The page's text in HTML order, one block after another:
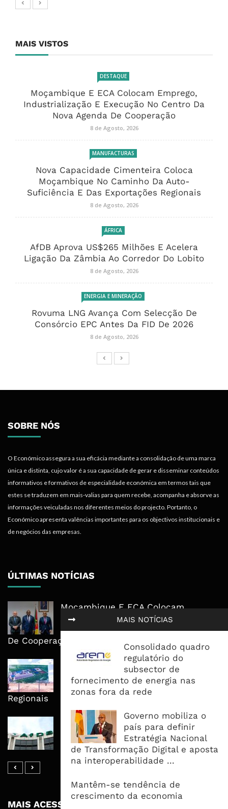
MAIS NOTÍCIAS
Consolidado quadro
regulatório do
subsector de
fornecimento de energia nas
zonas fora da rede
Governo mobiliza o
país para definir
Estratégia Nacional
de Transformação Digital e aposta
na interoperabilidade ...
Mantêm-se tendência de
crescimento da economia
MAIS VISTOS
DESTAQUE
Moçambique E ECA Colocam Emprego,
Industrialização E Execução No Centro Da
Nova Agenda De Cooperação
8 de Agosto, 2026
MANUFACTURAS
Nova Capacidade Cimenteira Coloca
Moçambique No Caminho Da Auto-
Suficiência E Das Exportações Regionais
8 de Agosto, 2026
ÁFRICA
AfDB Aprova US$265 Milhões E Acelera
Ligação Da Zâmbia Ao Corredor Do Lobito
8 de Agosto, 2026
ENERGIA E MINERAÇÃO
Rovuma LNG Avança Com Selecção De
Consórcio EPC Antes Da FID De 2026
8 de Agosto, 2026
SOBRE NÓS
O Económico assegura a sua eficácia mediante a consolidação de uma marca
única e distinta, cujo valor é a sua capacidade de gerar e disseminar conteúdos
informativos e formativos de especialidade económica em termos tais que
estes se traduzem em mais-valias para quem recebe, acompanha e absorve as
informações veiculadas nos diferentes meios do projecto. Portanto, o
Económico apresenta valências importantes para os objectivos institucionais e
de negócios das empresas.
ÚLTIMAS NOTÍCIAS
Moçambique E ECA Colocam
Emprego, Industrialização E
Execução No Centro Da Nova Agenda
De Cooperação
Nova Capacidade Cimenteira Coloca
Moçambique No Caminho Da Auto-
Suficiência E Das Exportações
Regionais
AfDB Aprova US$265 Milhões E
Acelera Ligação Da Zâmbia Ao
Corredor Do Lobito
MAIS ACESSADOS